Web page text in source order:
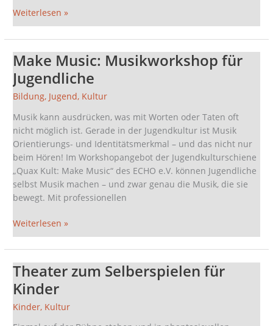
Weiterlesen »
Make Music: Musikworkshop für
Jugendliche
Bildung, Jugend, Kultur
Musik kann ausdrücken, was mit Worten oder Taten oft
nicht möglich ist. Gerade in der Jugendkultur ist Musik
Orientierungs- und Identitätsmerkmal – und das nicht nur
beim Hören! Im Workshopangebot der Jugendkulturschiene
„Quax Kult: Make Music“ des ECHO e.V. können Jugendliche
selbst Musik machen – und zwar genau die Musik, die sie
bewegt. Mit professionellen
Make
Music:
Musikworkshop
für
Jugendliche
Weiterlesen »
Theater zum Selberspielen für
Kinder
Kinder, Kultur
Theater
zum
Selberspielen
für
Kinder